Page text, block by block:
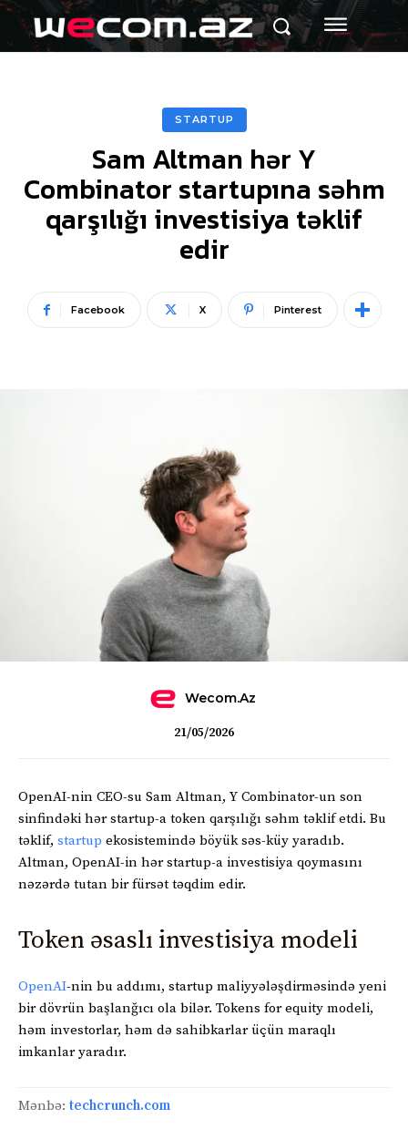
STARTUP
Sam Altman hər Y
Combinator startupına səhm
qarşılığı investisiya təklif
edir
Facebook X Pinterest
Wecom.az
21/05/2026
OpenAI-nin CEO-su Sam Altman, Y Combinator-un son
sinfindəki hər startup-a token qarşılığı səhm təklif etdi. Bu
təklif, startup ekosistemində böyük səs-küy yaradıb.
Altman, OpenAI-in hər startup-a investisiya qoymasını
nəzərdə tutan bir fürsət təqdim edir.
Token əsaslı investisiya modeli
OpenAI-nin bu addımı, startup maliyyələşdirməsində yeni
bir dövrün başlanğıcı ola bilər. Tokens for equity modeli,
həm investorlar, həm də sahibkarlar üçün maraqlı
imkanlar yaradır.
Mənbə: techcrunch.com